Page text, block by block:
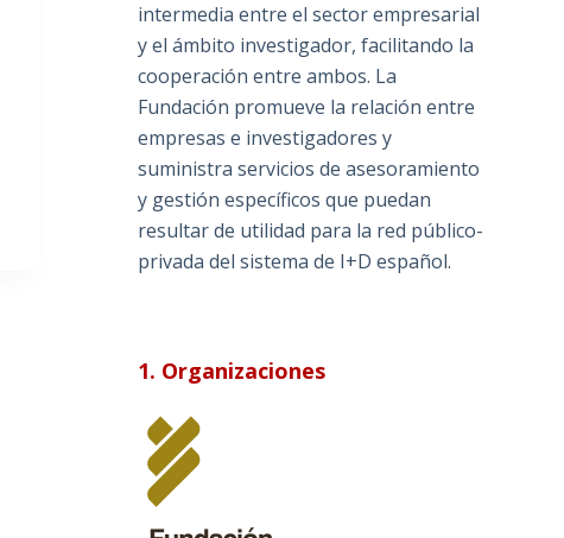
intermedia entre el sector empresarial
y el ámbito investigador, facilitando la
cooperación entre ambos. La
Fundación promueve la relación entre
empresas e investigadores y
suministra servicios de asesoramiento
y gestión específicos que puedan
resultar de utilidad para la red público-
privada del sistema de I+D español.
1. Organizaciones